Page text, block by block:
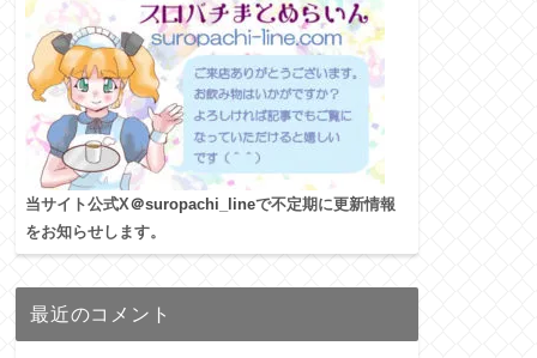
当サイト公式X＠suropachi_lineで不定期に更新情報
をお知らせします。
最近のコメント